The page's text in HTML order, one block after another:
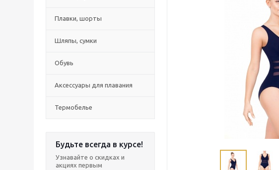
Плавки, шорты
Шляпы, сумки
Обувь
Аксессуары для плавания
Термобелье
Будьте всегда в курсе!
Узнавайте о скидках и
акциях первым